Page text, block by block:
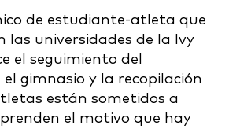
de estudiante-atleta que
las universidades de la Ivy
el seguimiento del
gimnasio y la recopilación
están sometidos a
el motivo que hay